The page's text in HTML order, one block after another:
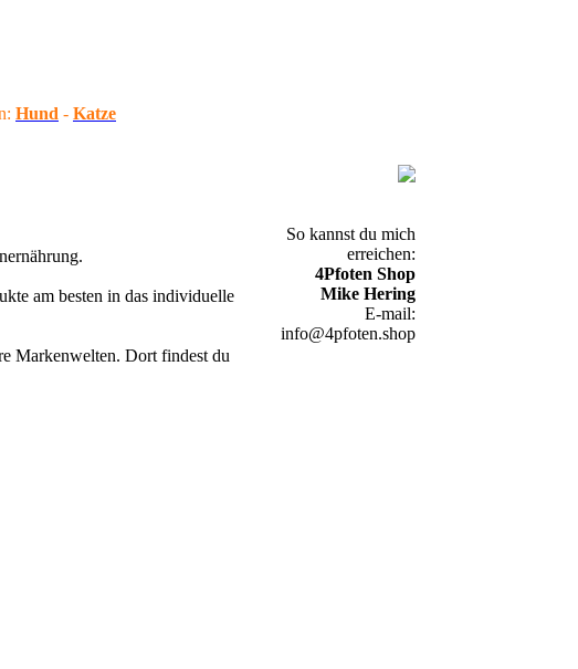
Hund - Katze
am besten in das individuelle
Markenwelten. Dort findest du
So kannst du mich
erreichen:
4Pfoten Shop
Mike Hering
E-mail:
info@4pfoten.shop